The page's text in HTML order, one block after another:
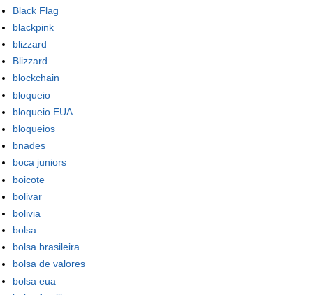
Black Flag
blackpink
blizzard
Blizzard
blockchain
bloqueio
bloqueio EUA
bloqueios
bnades
boca juniors
boicote
bolivar
bolivia
bolsa
bolsa brasileira
bolsa de valores
bolsa eua